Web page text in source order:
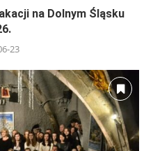
na Dolnym Śląsku
23